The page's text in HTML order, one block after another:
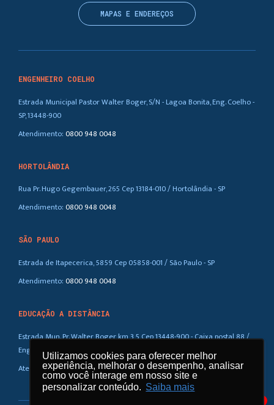
Utilizamos cookies para oferecer melhor
experiência, melhorar o desempenho, analisar
como você interage em nosso site e
personalizar conteúdo. Saiba mais
Utilizamos cookies para oferecer melhor
experiência, melhorar o desempenho, analisar
como você interage em nosso site e
personalizar conteúdo. Saiba mais
ENGENHEIRO COELHO
Estrada Municipal Pastor Walter Boger, S/N - Lagoa Bonita, Eng. Coelho -
SP, 13448-900
Atendimento:0800 948 0048
HORTOLÂNDIA
Rua Pr. Hugo Gegembauer, 265 Cep 13184-010 / Hortolândia - SP
Atendimento:0800 948 0048
SÃO PAULO
Estrada de Itapecerica, 5859 Cep 05858-001 / São Paulo - SP
Atendimento:0800 948 0048
EDUCAÇÃO A DISTÂNCIA
Estrada Mun. Pr. Walter Boger, km 3,5 Cep 13448-900 - Caixa postal 88 /
Eng. Coelho – SP
Atendimento:0800 948 0048
MAPAS E ENDEREÇOS